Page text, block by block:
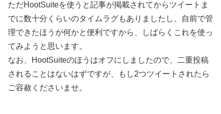
ただHootSuiteを使うと記事が掲載されてからツイートま
でに数十分くらいのタイムラグもありましたし、自前で管
理できたほうが何かと便利ですから、しばらくこれを使っ
てみようと思います。
なお、HootSuiteのほうはオフにしましたので、二重投稿
されることはないはずですが、もし2つツイートされたら
ご容赦くださいませ。